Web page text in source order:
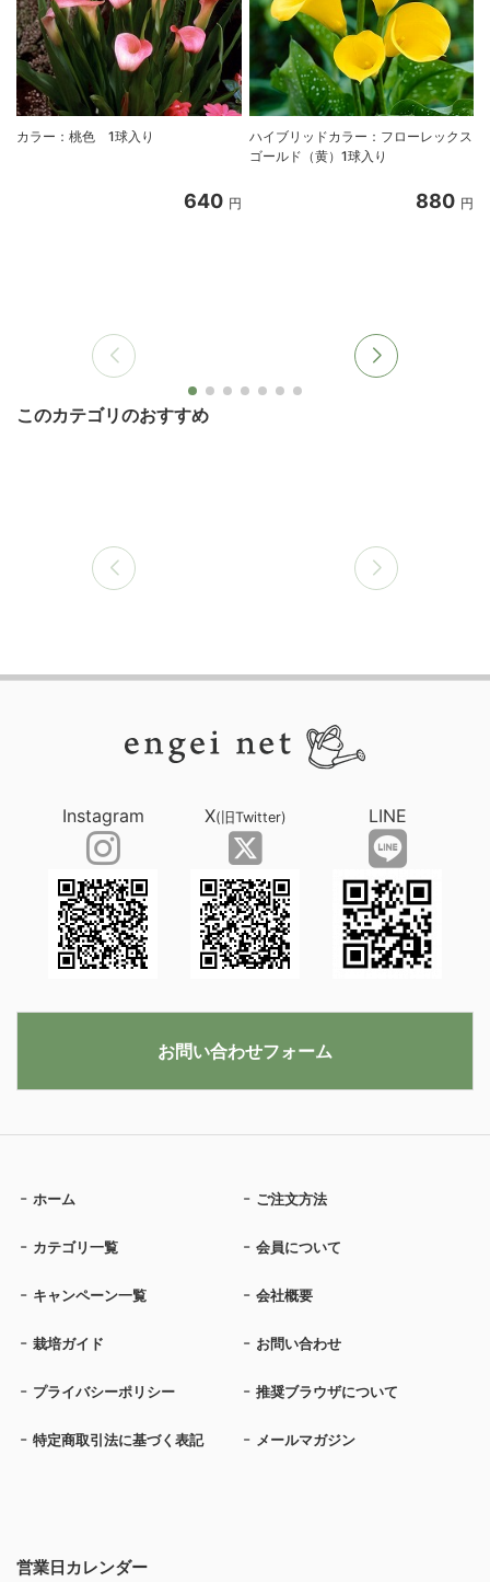
カラー：桃色 1球入り
640 円
ハイブリッドカラー：フローレックス
ゴールド（黄）1球入り
880 円
このカテゴリのおすすめ
営業日カレンダー
ホーム ご注文方法
カテゴリ一覧 会員について
キャンペーン一覧 会社概要
栽培ガイド お問い合わせ
プライバシーポリシー 推奨ブラウザについて
特定商取引法に基づく表記 メールマガジン
Instagram X(旧Twitter) LINE
お問い合わせフォーム